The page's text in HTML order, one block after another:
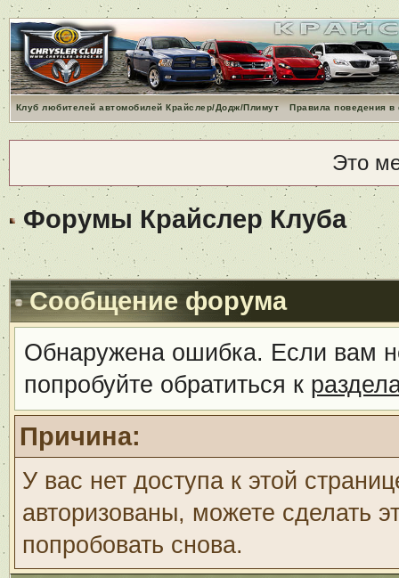
Клуб любителей автомобилей Крайслер/Додж/Плимут Правила поведения
Это
Форумы Крайслер Клуба
Сообщение форума
Обнаружена ошибка. Если вам
попробуйте обратиться к
Причина:
У вас нет доступа к этой
авторизованы, можете сделать
попробовать снова.